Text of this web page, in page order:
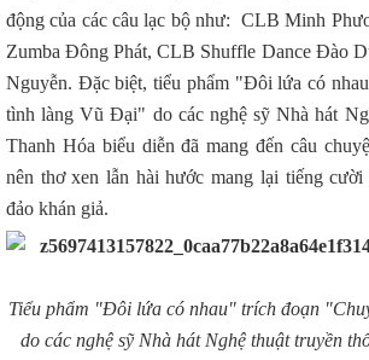
động của các câu lạc bộ như: CLB Minh
Zumba Đông Phát, CLB Shuffle Dance Đào
Nguyễn. Đặc biệt, tiểu phẩm "Đôi lứa có
tình làng Vũ Đại" do các nghệ sỹ Nhà hát
Thanh Hóa biểu diễn đã mang đến câu
nên thơ xen lẫn hài hước mang lại tiếng cười
đảo khán giả.
Tiểu phẩm "Đôi lứa có nhau" trích đoạn
do các nghệ sỹ Nhà hát Nghệ thuật truyền